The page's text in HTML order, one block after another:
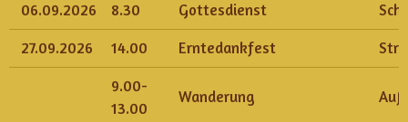
06.09.2026 8.30 Gottesdienst
27.09.2026 14.00 Erntedankfest
9.00-
13.00
Wanderung